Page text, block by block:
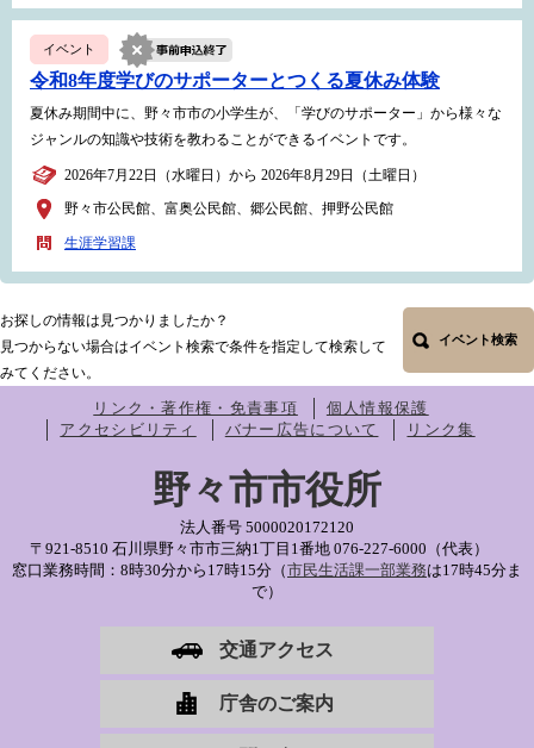
イベント
令和8年度学びのサポーターとつくる夏休み体験
夏休み期間中に、野々市市の小学生が、「学びのサポーター」から様々な
ジャンルの知識や技術を教わることができるイベントです。
2026年7月22日（水曜日）から 2026年8月29日（土曜日）
野々市公民館、富奥公民館、郷公民館、押野公民館
生涯学習課
お探しの情報は見つかりましたか？
見つからない場合はイベント検索で条件を指定して検索して
みてください。
イベント検索
リンク・著作権・免責事項
個人情報保護
アクセシビリティ
バナー広告について リンク集
野々市市役所
法人番号 5000020172120
〒921-8510 石川県野々市市三納1丁目1番地 076-227-6000（代表）
窓口業務時間：8時30分から17時15分（市民生活課一部業務は17時45分ま
で）
交通アクセス
庁舎のご案内